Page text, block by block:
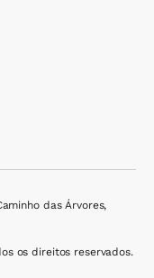
das Árvores,
os direitos reservados.